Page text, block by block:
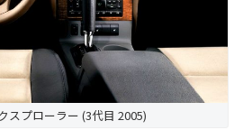
スプローラー (3代目 2005)